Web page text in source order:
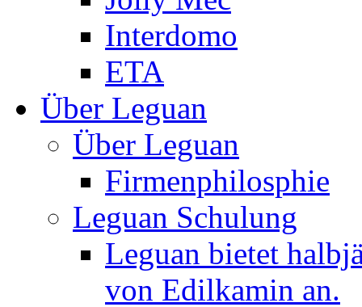
Interdomo
ETA
Über Leguan
Über Leguan
Firmenphilosphie
Leguan Schulung
Leguan bietet
von Edilkamin an.